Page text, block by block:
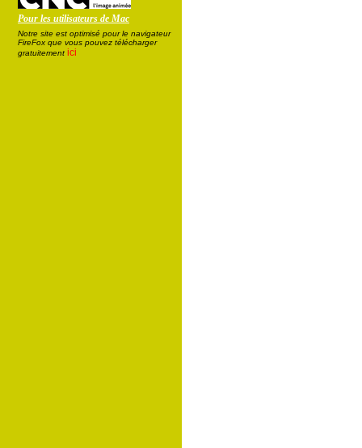
Pour les utilisateurs de Mac
Notre site est optimisé pour le navigateur
FireFox que vous pouvez télécharger
gratuitement ici